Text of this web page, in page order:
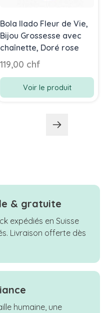
Bola Ilado Fleur de Vie,
Bijou Grossesse avec
chaînette, Doré rose
119,00 chf
Voir le produit
& gratuite
expédiés en Suisse
Livraison offerte dès
humaine, une